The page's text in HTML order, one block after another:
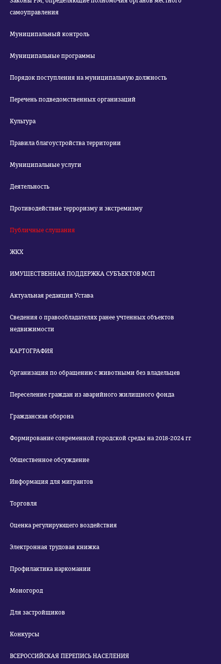
самоуправления
Муниципальный контроль
Муниципальные программы
Порядок поступления на муниципальную должность
Перечень подведомственных организаций
Культура
Правила благоустройства территории
Муниципальные услуги
Деятельность
Противодействие терроризму и экстремизму
Публичные слушания
ЖКХ
ИМУЩЕСТВЕННАЯ ПОДДЕРЖКА СУБЪЕКТОВ МСП
Актуальная редакция Устава
Сведения о правообладателях ранее учтенных объектов
недвижимости
КАРТОГРАФИЯ
Организация по обращению с животными без владельцев
Переселение граждан из аварийного жилищного фонда
Гражданская оборона
Формирование современной городской среды на 2018-2024 гг
Общественное обсуждение
Информация для мигрантов
Торговля
Оценка регулирующего воздействия
Электронная трудовая книжка
Профилактика наркомании
Моногород
Для застройщиков
Конкурсы
ВСЕРОССИЙСКАЯ ПЕРЕПИСЬ НАСЕЛЕНИЯ